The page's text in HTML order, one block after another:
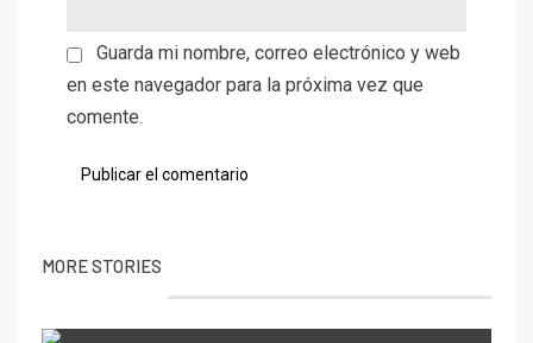
Guarda mi nombre, correo electrónico y web
en este navegador para la próxima vez que
comente.
MORE STORIES